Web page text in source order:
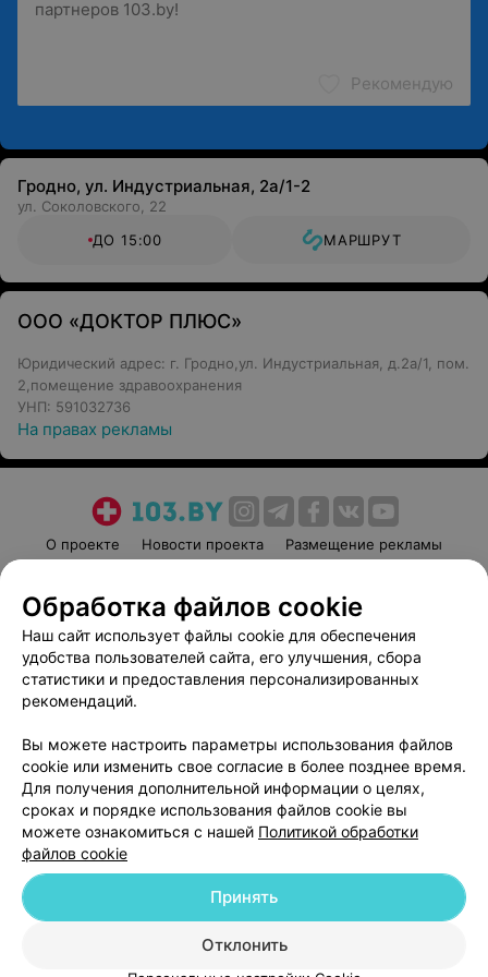
Рекомендую
Гродно, ул. Индустриальная, 2а/1-2
ул. Соколовского, 22
ДО 15:00
МАРШРУТ
ООО «ДОКТОР ПЛЮС»
Юридический адрес: г. Гродно,ул. Индустриальная, д.2а/1, пом.
2,помещение здравоохранения
УНП: 591032736
На правах рекламы
О проекте Новости проекта
Размещение рекламы
Пользовательское соглашение
Способы оплаты
Вакансии
Партнеры
Написать руководителю 103.by
Обработка персональных данных
© 2026 ООО «Артокс Лаб», УНП 191700409
| 220012, Республика Беларусь,
Служба поддержки +375 291212755
Обработка файлов cookie
Наш сайт использует файлы cookie для обеспечения
удобства пользователей сайта, его улучшения, сбора
статистики и предоставления персонализированных
рекомендаций.
Вы можете настроить параметры использования файлов
cookie или изменить свое согласие в более позднее время.
Для получения дополнительной информации о целях,
сроках и порядке использования файлов cookie вы
можете ознакомиться с нашей Политикой обработки
файлов cookie
Отклонить
Принять